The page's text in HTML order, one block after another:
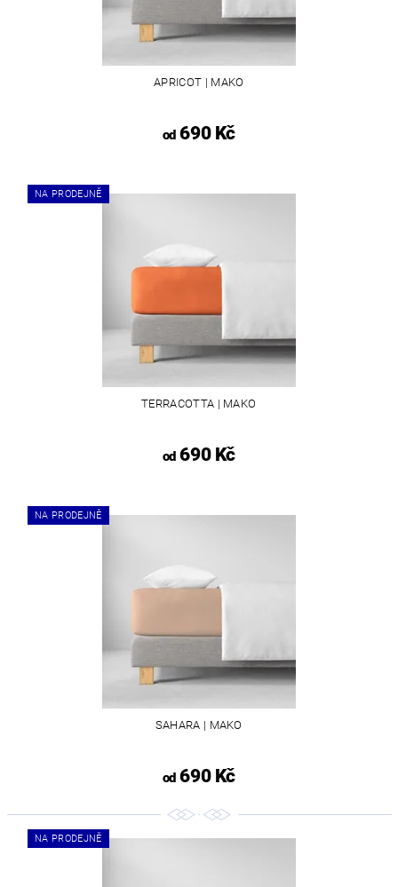
APRICOT | MAKO
od690 Kč
NA PRODEJNĚ
TERRACOTTA | MAKO
od690 Kč
NA PRODEJNĚ
SAHARA | MAKO
od690 Kč
NA PRODEJNĚ